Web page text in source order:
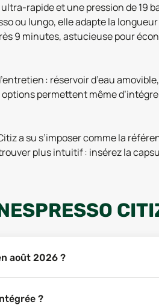
rapide et une pression de 19
ou lungo, elle adapte la
9 minutes, astucieuse pour
: réservoir d’eau
permettent même
a su s’imposer comme la
plus intuitif : insérez la
août 2026 ?
?